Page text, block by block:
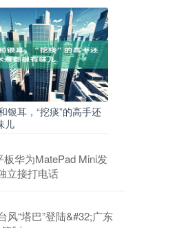
银耳，“挖痰”的高手还
儿
华为MatePad Mini发
立接打电话
风“塔巴”登陆&#32;广东